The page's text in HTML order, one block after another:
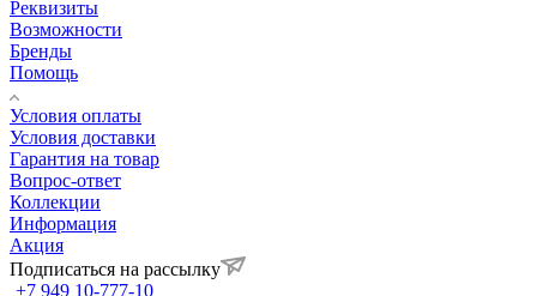
Реквизиты
Возможности
Бренды
Помощь
Условия оплаты
Условия доставки
Гарантия на товар
Вопрос-ответ
Коллекции
Информация
Акция
Подписаться на рассылку
+7 949 10-777-10